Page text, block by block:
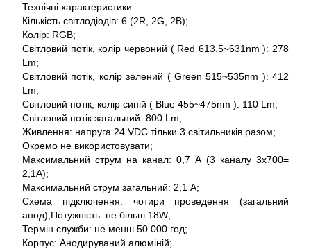
Технічні характеристики:
Кількість світлодіодів: 6 (2R, 2G, 2B);
Колір: RGB;
Світловий потік, колір червоний ( Red 613.5~631nm ): 278
Lm;
Світловий потік, колір зелений ( Green 515~535nm ): 412
Lm;
Світловий потік, колір синій ( Blue 455~475nm ): 110 Lm;
Світловий потік загальний: 800 Lm;
Живлення: напруга 24 VDC тільки 3 світильників разом;
Окремо не використовувати;
Максимальний струм на канал: 0,7 А (3 каналу 3x700=
2,1A);
Максимальний струм загальний: 2,1 А;
Схема підключення: чотири проведення (загальний
анод);Потужність: не більш 18W;
Термін служби: не менш 50 000 год;
Корпус: Анодируваний алюміній;